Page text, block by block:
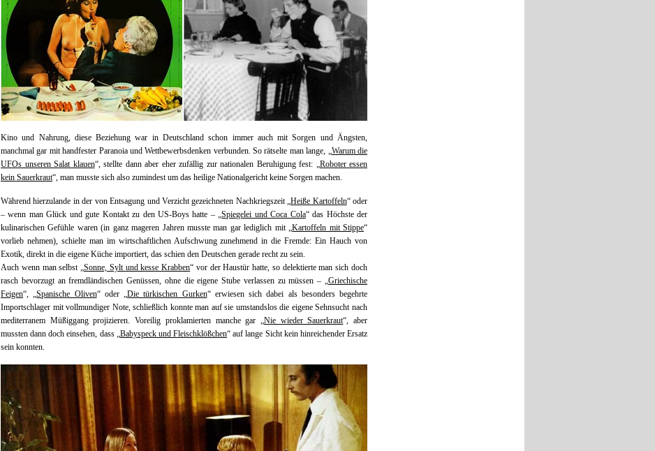
Kino und Nahrung, diese Beziehung war in Deutschland schon immer auch mit Sorgen und Ängsten,
manchmal gar mit handfester Paranoia und Wettbewerbsdenken verbunden. So rätselte man lange, „Warum die
UFOs unseren Salat klauen“, stellte dann aber eher zufällig zur nationalen Beruhigung fest: „Roboter essen
kein Sauerkraut“, man musste sich also zumindest um das heilige Nationalgericht keine Sorgen machen.
Während hierzulande in der von Entsagung und Verzicht gezeichneten Nachkriegszeit „Heiße Kartoffeln“ oder
– wenn man Glück und gute Kontakt zu den US-Boys hatte – „Spiegelei und Coca Cola“ das Höchste der
kulinarischen Gefühle waren (in ganz mageren Jahren musste man gar lediglich mit „Kartoffeln mit Stippe“
vorlieb nehmen), schielte man im wirtschaftlichen Aufschwung zunehmend in die Fremde: Ein Hauch von
Exotik, direkt in die eigene Küche importiert, das schien den Deutschen gerade recht zu sein.
Auch wenn man selbst „Sonne, Sylt und kesse Krabben“ vor der Haustür hatte, so delektierte man sich doch
rasch bevorzugt an fremdländischen Genüssen, ohne die eigene Stube verlassen zu müssen – „Griechische
Feigen“, „Spanische Oliven“ oder „Die türkischen Gurken“ erwiesen sich dabei als besonders begehrte
Importschlager mit vollmundiger Note, schließlich konnte man auf sie umstandslos die eigene Sehnsucht nach
mediterranem Müßiggang projizieren. Voreilig proklamierten manche gar „Nie wieder Sauerkraut“, aber
mussten dann doch einsehen, dass „Babyspeck und Fleischklößchen“ auf lange Sicht kein hinreichender Ersatz
sein konnten.